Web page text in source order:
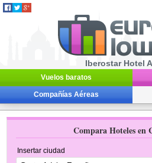
Iberostar Hotel
Vuelos baratos
Compañías Aéreas
Compara Hoteles en
Insertar ciudad